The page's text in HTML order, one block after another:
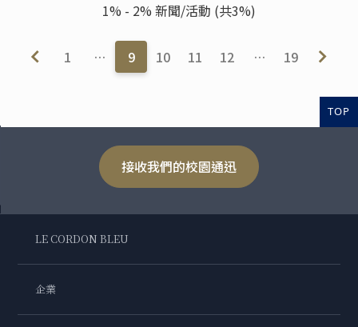
1% - 2% 新聞/活動 (共3%)
1 … 9 10 11 12 … 19
TOP
接收我們的校園通迅
LE CORDON BLEU
企業